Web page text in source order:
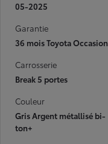
05-2025
Garantie
36 mois Toyota
Carrosserie
Break 5 portes
Couleur
Gris Argent métallisé bi-
ton+